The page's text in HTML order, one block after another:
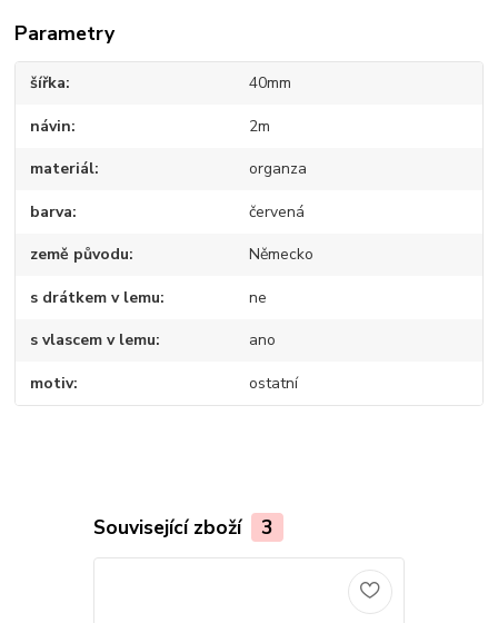
Parametry
šířka 40mm
návin 2m
materiál organza
barva červená
země původu Německo
s drátkem v lemu ne
s vlascem v lemu ano
motiv ostatní
Související zboží 3